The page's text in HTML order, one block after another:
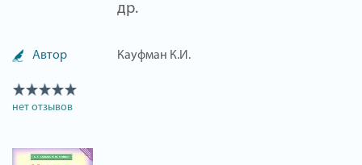
др.
Автор Кауфман К.И.
нет отзывов